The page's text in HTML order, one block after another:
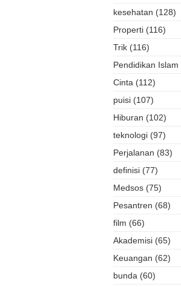
kesehatan (128)
Properti (116)
Trik (116)
Pendidikan Islam
Cinta (112)
puisi (107)
Hiburan (102)
teknologi (97)
Perjalanan (83)
definisi (77)
Medsos (75)
Pesantren (68)
film (66)
Akademisi (65)
Keuangan (62)
bunda (60)